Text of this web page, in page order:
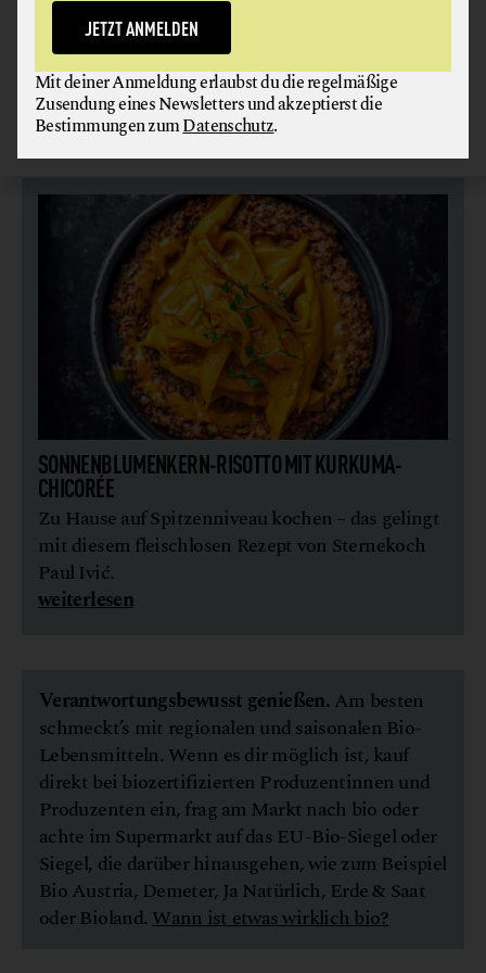
Ein einfaches Gericht aus besten Bio-Zutaten,
das für Gesprächsstoff sorgt. Von Sternekoch Paul
Ivić aus seinem Buch „Vegetarisch”
weiterlesen
SONNENBLUMENKERN-RISOTTO MIT KURKUMA-
CHICORÉE
Zu Hause auf Spitzenniveau kochen – das gelingt
mit diesem fleischlosen Rezept von Sternekoch
Paul Ivić.
weiterlesen
Verantwortungsbewusst genießen.Am besten
schmeckt’s mit regionalen und saisonalen Bio-
Lebensmitteln. Wenn es dir möglich ist, kauf
direkt bei biozertifizierten Produzentinnen und
Produzenten ein, frag am Markt nach bio oder
achte im Supermarkt auf das EU-Bio-Siegel oder
Siegel, die darüber hinausgehen, wie zum Beispiel
Bio Austria, Demeter, Ja Natürlich, Erde & Saat
oder Bioland.Wann ist etwas wirklich bio?
JETZT ANMELDEN
Mit deiner Anmeldung erlaubst du die regelmäßige
Zusendung eines Newsletters und akzeptierst die
Bestimmungen zumDatenschutz.